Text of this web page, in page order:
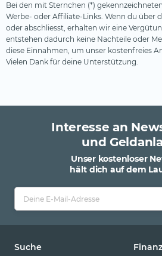
Bei den mit Sternchen (*)
Werbe- oder Affiliate-Links. Wenn du über
oder abschliesst, erhalten wir eine
entstehen dadurch keine Nachteile oder
diese Einnahmen, um unser kostenfreies
Vielen Dank für deine Unterstützung.
Interesse an
und
Unser kostenloser
hält dich auf dem
Suche